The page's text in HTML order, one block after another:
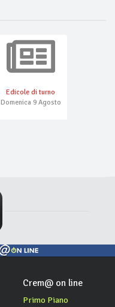
Edicole di turno
Domenica 9 Agosto
Crem@ on line
Primo Piano